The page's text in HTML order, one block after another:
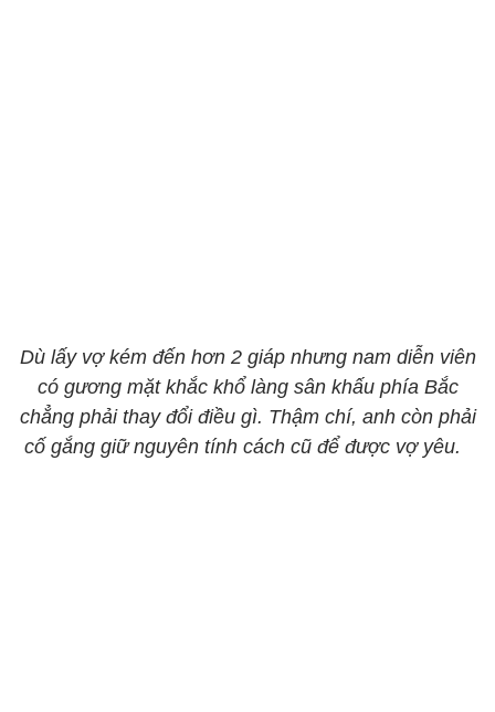
Dù lấy vợ kém đến hơn 2 giáp nhưng nam diễn viên
có gương mặt khắc khổ làng sân khấu phía Bắc
chẳng phải thay đổi điều gì. Thậm chí, anh còn phải
cố gắng giữ nguyên tính cách cũ để được vợ yêu.